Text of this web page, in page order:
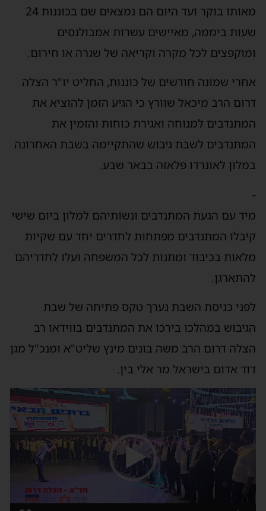
מאותו בוקר ועד היום הם נמצאים שם בכוננות 24
שעות ביממה, מאיישים עשרות אמבולנסים
ומוקפצים לכל מקרה וקריאה של שגרה או חירום.
אחרי שמונה חודשים של כוננות, החליט יו"ר הצלה
דרום הרב מיכאל שוורץ כי הגיע הזמן להוציא את
המתנדבים למנוחה ואגירת כוחות והזמין את
המתנדבים לשבת גיבוש שהתקיימה בשבת האחרונה
במלון לאונרדו פלאזה בבאר שבע.
-
מיד עם הגעת המתנדבים ונשותיהם למלון ביום שישי
קיבלו המתנדבים מפתחות לחדרים יחד עם שקיות
מלאות בכיבוד ומתנות לכל המשפחה ועלו לחדריהם
להתארגן.
לפני כניסת השבת נערך טקס פתיחה של שבת
הגיבוש במהלכו בירכו את המתנדבים בווידאו רב
הצלה דרום הרב משה בונים מינץ שליט"א ומנכ"ל מגן
דוד אדום בישראל מר אלי בין.
נגן
וידאו